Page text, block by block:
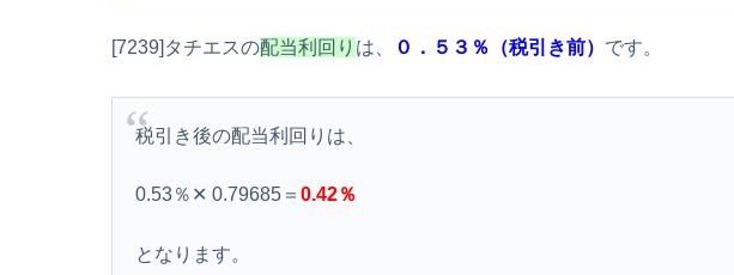
[7239]タチエスの配当利回り は、 ０．５３％（税引き前） です。
税引き後の配当利回りは、
0.53％✕ 0.79685＝0.42％
となります。